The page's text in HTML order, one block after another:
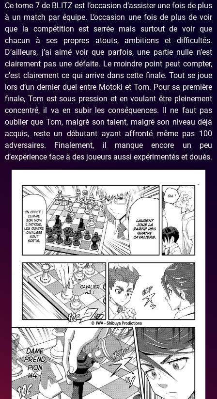
Ce tome 7 de BLITZ est l’occasion d’assister une fois de plus
à un match par équipe. L’occasion une fois de plus de voir
que la compétition est serrée mais surtout de voir que
chacun à ses propres atouts, ambitions et difficultés.
D’ailleurs, j’ai aimé voir que parfois, une partie nulle n’est
clairement pas une défaite. Le moindre point peut compter,
c’est clairement ce qui arrive dans cette finale. Tout se joue
lors d’un dernier duel entre Motoki et Tom. Pour sa première
finale, Tom est sous pression et en voulant être pleinement
concentré, il va en subir les conséquences. Il ne faut pas
oublier que Tom, malgré son talent, malgré son niveau déjà
acquis, reste un débutant ayant affronté même pas 100
adversaires. Finalement, il manque encore un peu
d’expérience face à des joueurs aussi expérimentés et doués.